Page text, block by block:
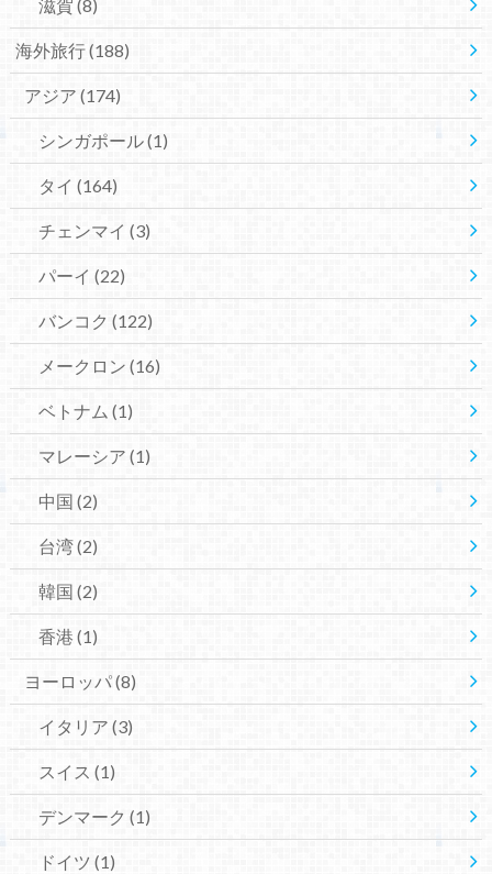
滋賀 (8)
海外旅行(188)
アジア (174)
シンガポール(1)
タイ (164)
チェンマイ (3)
パーイ (22)
バンコク (122)
メークロン (16)
ベトナム (1)
マレーシア (1)
中国 (2)
台湾(2)
韓国 (2)
香港 (1)
ヨーロッパ(8)
イタリア (3)
スイス (1)
デンマーク (1)
ドイツ (1)